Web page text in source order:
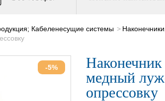
Кабеленесущие системы
-5%
медный
опрессовку